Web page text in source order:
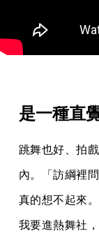
是一種直
跳舞也好、拍
內。「訪綱裡
真的想不起來
我要進熱舞社